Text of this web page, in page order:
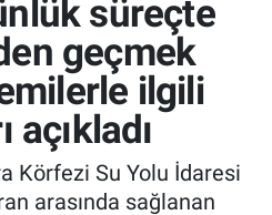
süreçte
geçmek
ilgili
açıkladı
Körfezi Su Yolu İdaresi
arasında sağlanan